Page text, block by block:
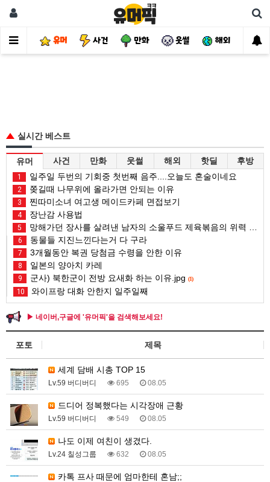
유머 사건 만화 웃썰 해외 핫
실시간 베스트
유머 사건 만화 웃썰 해외 핫딜 후방
1 일주일 두번의 기회중 첫번째 음주....오늘도 혼술이네요
2 쫒길때 나무위에 올라가면 안되는 이유
3 찐따미소녀 여고생 메이드카페 면접보기
4 장난감 사용법
5 망해가던 장사를 살려낸 남자의 소울푸드 제육볶음의 위력 ㅋㅋ
6 동물들 지진느낀다는거 다 구라
7 3개월동안 복권 당첨금 수령을 안한 이유
8 일본의 양아치 카레
9 군사) 북한군이 전방 요새화 하는 이유.jpg (1)
10 와이프랑 대화 안한지 일주일째
▶ 네이버,구글에 '유머픽'을 검색해보세요!
포토 제목
세계 담배 시총 TOP 15
Lv.59 버디버디 695 08.05
드디어 정복했다는 시각장애 근황
Lv.59 버디버디 549 08.05
나도 이제 여친이 생겼다.
Lv.24 칠성그룹 632 08.05
카톡 프사 때문에 엄마한테 혼남;;